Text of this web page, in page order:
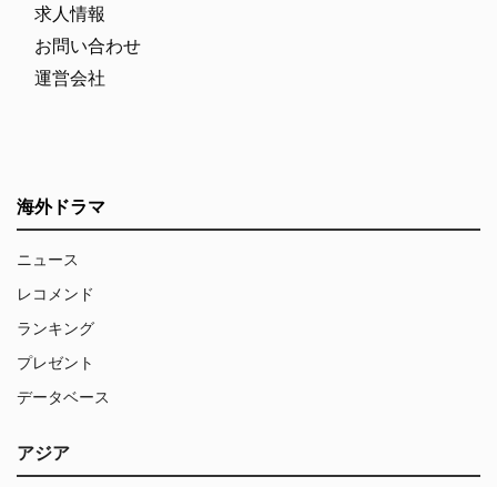
求人情報
お問い合わせ
運営会社
海外ドラマ
ニュース
レコメンド
ランキング
プレゼント
データベース
アジア